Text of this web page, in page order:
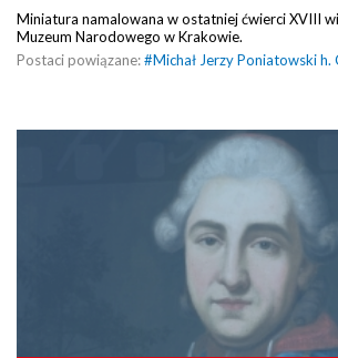
Miniatura namalowana w ostatniej ćwierci XVIII
Muzeum Narodowego w Krakowie.
Postaci powiązane:#Michał Jerzy Poniatowski h.